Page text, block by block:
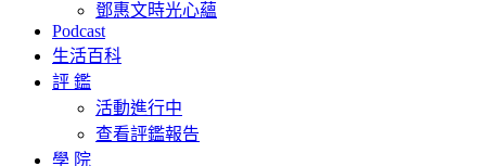
鄧惠文時光心蘊
Podcast
生活百科
評 鑑
活動進行中
查看評鑑報告
學 院